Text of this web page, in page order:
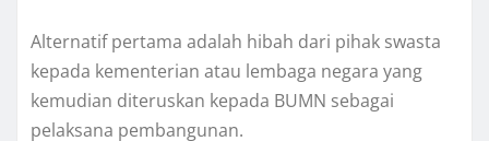
Alternatif pertama adalah hibah dari pihak swasta
kepada kementerian atau lembaga negara yang
kemudian diteruskan kepada BUMN sebagai
pelaksana pembangunan.